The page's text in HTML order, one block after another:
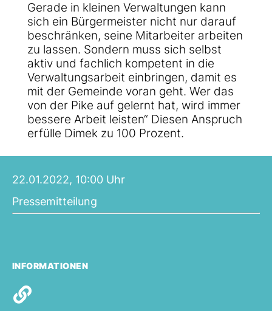
Gerade in kleinen Verwaltungen kann
sich ein Bürgermeister nicht nur darauf
beschränken, seine Mitarbeiter arbeiten
zu lassen. Sondern muss sich selbst
aktiv und fachlich kompetent in die
Verwaltungsarbeit einbringen, damit es
mit der Gemeinde voran geht. Wer das
von der Pike auf gelernt hat, wird immer
bessere Arbeit leisten“ Diesen Anspruch
erfülle Dimek zu 100 Prozent.
22.01.2022, 10:00 Uhr
Pressemitteilung
INFORMATIONEN